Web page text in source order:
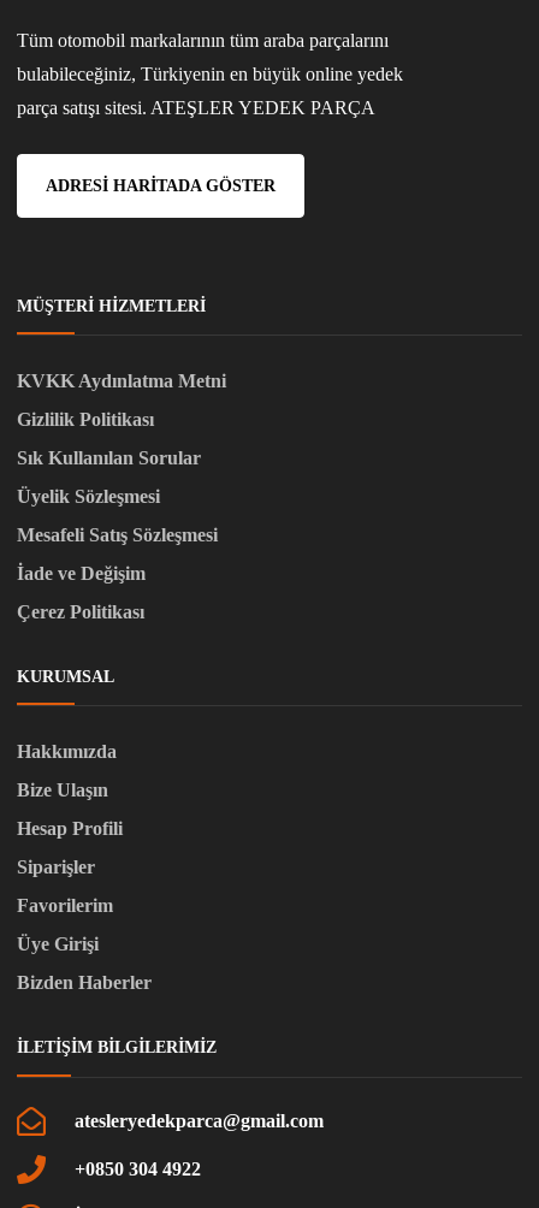
Tüm otomobil markalarının tüm araba parçalarını
bulabileceğiniz, Türkiyenin en büyük online yedek
parça satışı sitesi. ATEŞLER YEDEK PARÇA
ADRESI HARITADA GÖSTER
MÜŞTERI HIZMETLERI
KVKK Aydınlatma Metni
Gizlilik Politikası
Sık Kullanılan Sorular
Üyelik Sözleşmesi
Mesafeli Satış Sözleşmesi
İade ve Değişim
Çerez Politikası
KURUMSAL
Hakkımızda
Bize Ulaşın
Hesap Profili
Siparişler
Favorilerim
Üye Girişi
Bizden Haberler
İLETIŞIM BILGILERIMIZ
atesleryedekparca@gmail.com
+0850 304 4922